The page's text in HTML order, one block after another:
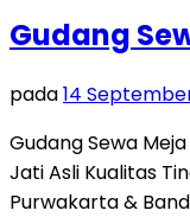
Gudang
pada14
Gudang Sewa
Jati Asli Kualitas
Purwakarta &